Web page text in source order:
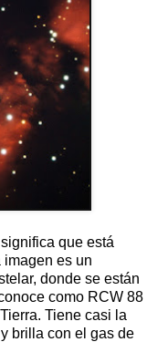
que está
es un
donde se están
como RCW 88
Tiene casi la
brilla con el gas de